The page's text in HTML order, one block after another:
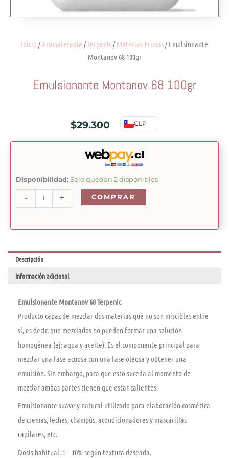
Inicio /Aromaterapia /Terpenic/Materias Primas/ Emulsionante
Montanov 68 100gr
Emulsionante Montanov 68 100gr
$29.300 CLP
Disponibilidad: Solo quedan 2 disponibles
-
Emulsionante
Montanov
+ COMPRAR
Descripción
Información adicional
Emulsionante Montanov 68 Terpenic
Producto capaz de mezclar dos materias que no son miscibles entre
sí­, es decir, que mezclados no pueden formar una solución
homogénea (ej: agua y aceite). Es el componente principal para
mezclar una fase acuosa con una fase oleosa y obtener una
emulsión. Sin embargo, para que esto suceda al momento de
mezclar ambas partes tienen que estar calientes.
Emulsionante suave y natural utilizado para elaboración cosmética
de cremas, leches, champús, acondicionadores y mascarillas
capilares, etc.
Dosis habitual: 1 – 10% según textura deseada.